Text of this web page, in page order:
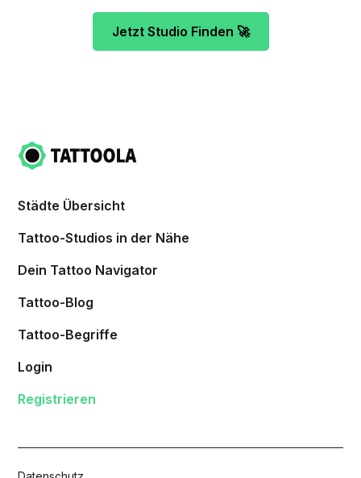
Jetzt Studio Finden 🚀
Städte Übersicht
Tattoo-Studios in der Nähe
Dein Tattoo Navigator
Tattoo-Blog
Tattoo-Begriffe
Login
Registrieren